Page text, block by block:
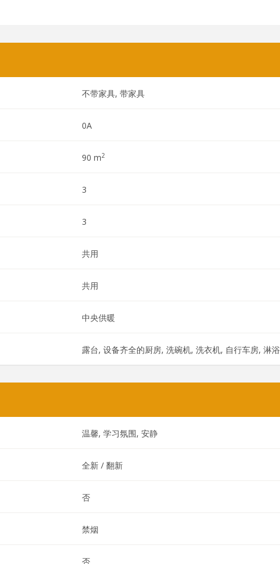
不带家具, 带家具
0A
90 m2
3
3
共用
共用
中央供暖
露台, 设备齐全的厨房, 洗碗机, 洗衣机, 自行车房, 淋浴
温馨, 学习氛围, 安静
全新 / 翻新
否
禁烟
否